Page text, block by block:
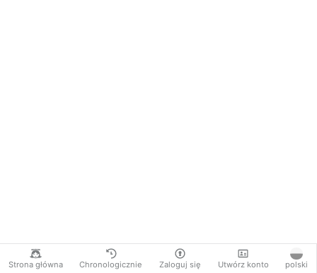
Strona główna Chronologicznie Zaloguj się Utwórz konto polski